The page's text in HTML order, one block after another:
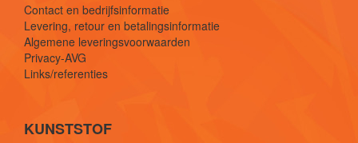
Contact en bedrijfsinformatie
Levering, retour en betalingsinformatie
Algemene leveringsvoorwaarden
Privacy-AVG
Links/referenties
KUNSTSTOF